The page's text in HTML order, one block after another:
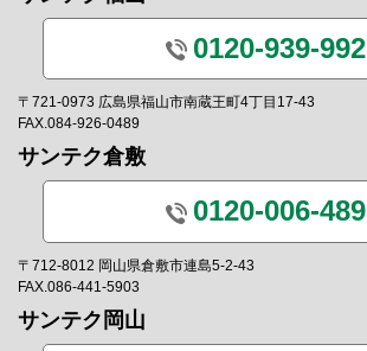
0120-939-992
〒721-0973 広島県福山市南蔵王町4丁目17-43
FAX.084-926-0489
サンテク倉敷
0120-006-489
〒712-8012 岡山県倉敷市連島5-2-43
FAX.086-441-5903
サンテク岡山